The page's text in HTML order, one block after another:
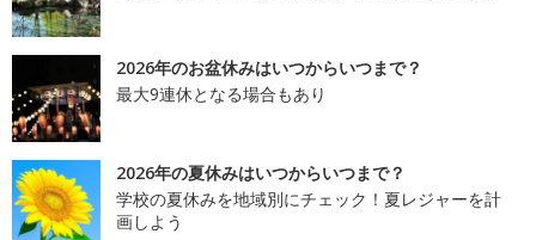
2026年のお盆休みはいつからいつまで？
最大9連休となる場合もあり
2026年の夏休みはいつからいつまで？
学校の夏休みを地域別にチェック！夏レジャーを計
画しよう